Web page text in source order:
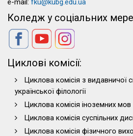
e-mail: fku@kubg.edu.ua
Коледж у соціальних
Циклові комісії:
Циклова комісія з видавничої
української філології
Циклова комісія іноземних мов
Циклова комісія суспільних
Циклова комісія фізичного